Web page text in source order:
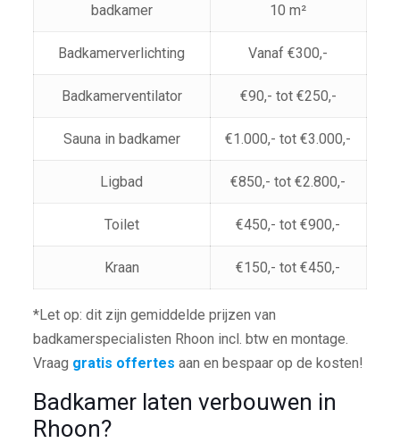
badkamer
10 m²
Badkamerverlichting Vanaf €300,-
Badkamerventilator €90,- tot €250,-
Sauna in badkamer €1.000,- tot €3.000,-
Ligbad €850,- tot €2.800,-
Toilet €450,- tot €900,-
Kraan €150,- tot €450,-
*Let op: dit zijn gemiddelde prijzen van
badkamerspecialisten Rhoon incl. btw en montage.
Vraag gratis offertes aan en bespaar op de kosten!
Badkamer laten verbouwen in
Rhoon?